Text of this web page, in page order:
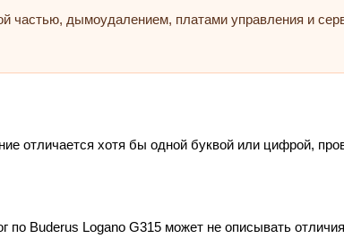
частью, дымоудалением, платами управления и
отличается хотя бы одной буквой или цифрой,
Buderus Logano G315 может не описывать